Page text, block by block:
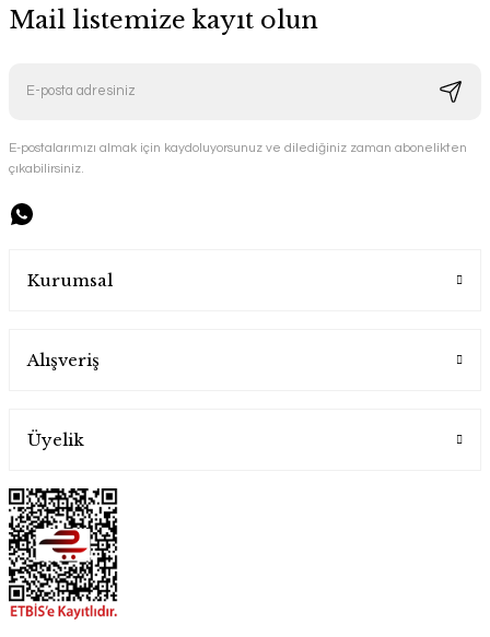
Mail listemize kayıt olun
E-postalarımızı almak için kaydoluyorsunuz ve dilediğiniz zaman abonelikten
çıkabilirsiniz.
Kurumsal
Alışveriş
Üyelik